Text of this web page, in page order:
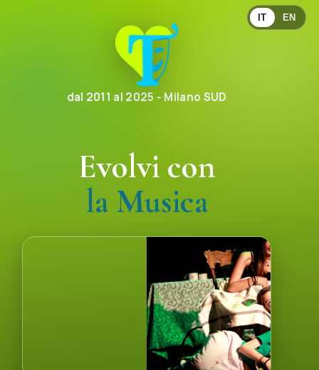
IT EN
dal 2011 al 2025 - Milano SUD
Evolvi con
la Comunicazione